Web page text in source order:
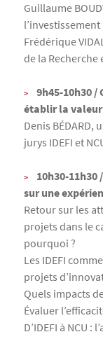
Guillaume
l’investissement
Frédérique
de la Recherche
9h45-10h30 /
établir la valeur
Denis
jurys IDEFI et
10h30-11h30
sur une
Retour sur les
projets dans le
pourquoi ?
Les IDEFI
projets
Quels impacts
Évaluer
D’IDEFI à NCU :